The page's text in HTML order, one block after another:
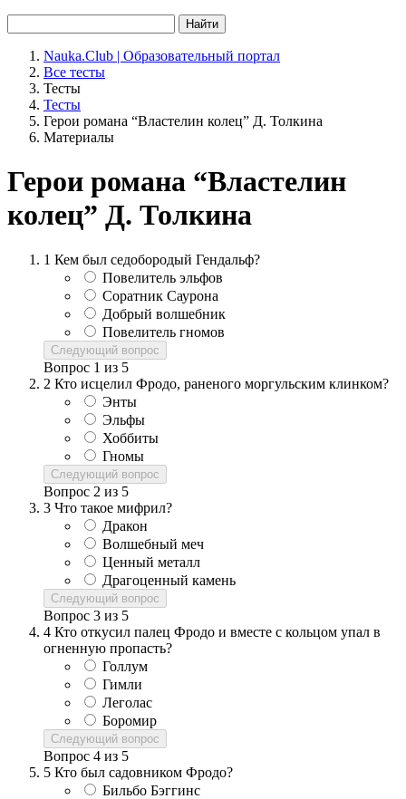
Найти
Nauka.Club | Образовательный портал
Все тесты
Тесты
Тесты
Герои романа “Властелин колец” Д. Толкина
Материалы
Герои романа “Властелин
колец” Д. Толкина
1 Кем был седобородый Гендальф?
Повелитель эльфов
Соратник Саурона
Добрый волшебник
Повелитель гномов
Следующий вопрос
Вопрос 1 из 5
2 Кто исцелил Фродо, раненого моргульским клинком?
Энты
Эльфы
Хоббиты
Гномы
Следующий вопрос
Вопрос 2 из 5
3 Что такое мифрил?
Дракон
Волшебный меч
Ценный металл
Драгоценный камень
Следующий вопрос
Вопрос 3 из 5
4 Кто откусил палец Фродо и вместе с кольцом упал в
огненную пропасть?
Голлум
Гимли
Леголас
Боромир
Следующий вопрос
Вопрос 4 из 5
5 Кто был садовником Фродо?
Бильбо Бэггинс